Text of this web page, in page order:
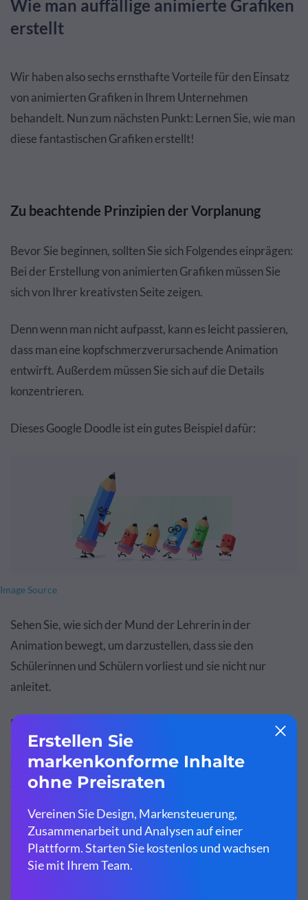
Wie man auffällige animierte Grafiken
erstellt
Wir haben also sechs ernsthafte Vorteile für den Einsatz
von animierten Grafiken in Ihrem Unternehmen
behandelt. Nun zum nächsten Punkt: Lernen Sie, wie man
diese fantastischen Grafiken erstellt!
Zu beachtende Prinzipien der Vorplanung
Bevor Sie beginnen, sollten Sie sich Folgendes einprägen:
Bei der Erstellung von animierten Grafiken müssen Sie
sich von Ihrer kreativsten Seite zeigen.
Denn wenn man nicht aufpasst, kann es leicht passieren,
dass man eine kopfschmerzverursachende Animation
entwirft. Außerdem müssen Sie sich auf die Details
konzentrieren.
Dieses Google Doodle ist ein gutes Beispiel dafür:
Image Source
Sehen Sie, wie sich der Mund der Lehrerin in der
Animation bewegt, um darzustellen, dass sie den
Schülerinnen und Schülern vorliest und sie nicht nur
anleitet.
Es ist nicht verwunderlich, dass diese animierte
Illustration gerade deshalb so hervorragend ist. Nehmen
Sie also Ihren Notizblock zur Hand und notieren Sie sich
das: Die Schönheit liegt im Detail.
Eine weitere Besonderheit dieses Beispiels ist, dass es
nicht überladen ist.